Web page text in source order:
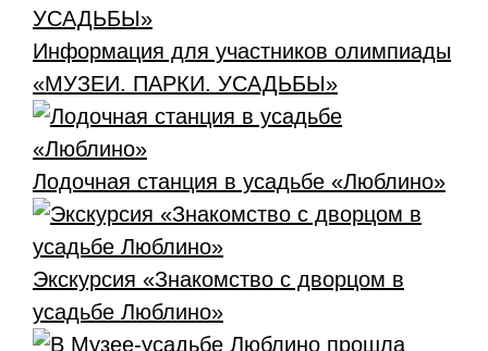
Информация для участников олимпиады
«МУЗЕИ. ПАРКИ. УСАДЬБЫ»
Лодочная станция в усадьбе «Люблино»
Экскурсия «Знакомство с дворцом в
усадьбе Люблино»